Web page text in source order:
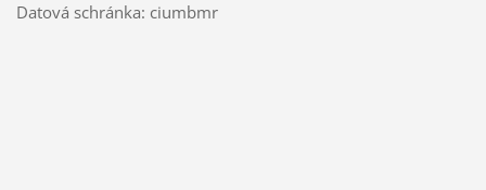
Datová schránka: ciumbmr